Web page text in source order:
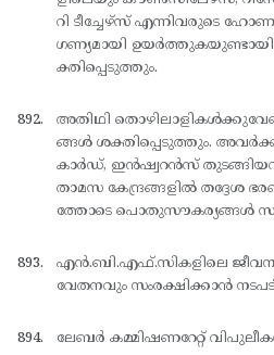
റി ടീച്ചേഴ്സ് എന്നിവരുടെ
ഗണ്യമായി
ക്തിപ്പെടുത്തും.
അതിഥി
ങ്ങള്‍ ശക്തിപ്പെടുത്തും.
കാര്‍ഡ്, ഇന്‍ഷ്വറന്‍സ്
താമസ കേന്ദ്രങ്ങളില്‍
ത്തോടെ പൊതുസൗകര്യങ്ങള്‍
എന്‍.ബി.എഫ്.സികളിലെ
വേതനവും സംരക്ഷിക്കാന്‍
ലേബര്‍ കമ്മിഷണറേറ്റ്